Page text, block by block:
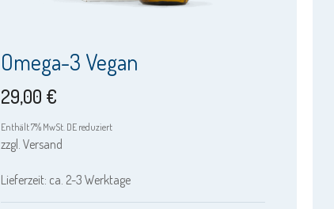
Omega-3 Vegan
29,00 €
Enthält 7% MwSt. DE reduziert
zzgl. Versand
Lieferzeit: ca. 2-3 Werktage